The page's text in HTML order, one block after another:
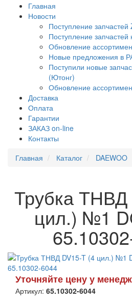
Главная
Новости
Поступление запчастей
Поступление запчастей
Обновление
Новые предложения в
Поступили новые
(Ютонг)
Обновление
Доставка
Оплата
Гарантии
ЗАКАЗ on-line
Контакты
Главная
Каталог DAEWOO
Трубка ТНВД
цил.) №1
Уточняйте цену у
Артикул: 65.10302-6044